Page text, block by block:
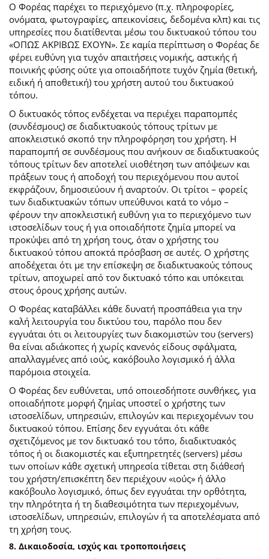
Ο Φορέας παρέχει το περιεχόμενο (π.χ. πληροφορίες,
ονόματα, φωτογραφίες, απεικονίσεις, δεδομένα κλπ) και τις
υπηρεσίες που διατίθενται μέσω του δικτυακού τόπου του
«ΟΠΩΣ ΑΚΡΙΒΩΣ ΕΧΟΥΝ». Σε καμία περίπτωση ο Φορέας δε
φέρει ευθύνη για τυχόν απαιτήσεις νομικής, αστικής ή
ποινικής φύσης ούτε για οποιαδήποτε τυχόν ζημία (θετική,
ειδική ή αποθετική) του χρήστη αυτού του δικτυακού
τόπου.
O δικτυακός τόπος ενδέχεται να περιέχει παραπομπές
(συνδέσμους) σε διαδικτυακούς τόπους τρίτων με
αποκλειστικό σκοπό την πληροφόρηση του χρήστη. Η
παραπομπή σε συνδέσμους που ανήκουν σε διαδικτυακούς
τόπους τρίτων δεν αποτελεί υιοθέτηση των απόψεων και
πράξεων τους ή αποδοχή του περιεχόμενου που αυτοί
εκφράζουν, δημοσιεύουν ή αναρτούν. Οι τρίτοι – φορείς
των διαδικτυακών τόπων υπεύθυνοι κατά το νόμο –
φέρουν την αποκλειστική ευθύνη για το περιεχόμενο των
ιστοσελίδων τους ή για οποιαδήποτε ζημία μπορεί να
προκύψει από τη χρήση τους, όταν ο χρήστης του
δικτυακού τόπου αποκτά πρόσβαση σε αυτές. Ο χρήστης
αποδέχεται ότι με την επίσκεψη σε διαδικτυακούς τόπους
τρίτων, αποχωρεί από τον δικτυακό τόπο και υπόκειται
στους όρους χρήσης αυτών.
Ο Φορέας καταβάλλει κάθε δυνατή προσπάθεια για την
καλή λειτουργία του δικτύου του, παρόλο που δεν
εγγυάται ότι οι λειτουργίες των διακομιστών του (servers)
θα είναι αδιάκοπες ή χωρίς κανενός είδους σφάλματα,
απαλλαγμένες από ιούς, κακόβουλο λογισμικό ή άλλα
παρόμοια στοιχεία.
Ο Φορέας δεν ευθύνεται, υπό οποιεσδήποτε συνθήκες, για
οποιαδήποτε μορφή ζημίας υποστεί ο χρήστης των
ιστοσελίδων, υπηρεσιών, επιλογών και περιεχομένων του
δικτυακού τόπου. Επίσης δεν εγγυάται ότι κάθε
σχετιζόμενος με τον δικτυακό του τόπο, διαδικτυακός
τόπος ή οι διακομιστές και εξυπηρετητές (servers) μέσω
των οποίων κάθε σχετική υπηρεσία τίθεται στη διάθεσή
του χρήστη/επισκέπτη δεν περιέχουν «ιούς» ή άλλο
κακόβουλο λογισμικό, όπως δεν εγγυάται την ορθότητα,
την πληρότητα ή τη διαθεσιμότητα των περιεχομένων,
ιστοσελίδων, υπηρεσιών, επιλογών ή τα αποτελέσματα από
τη χρήση τους.
8. Δικαιοδοσία, ισχύς και τροποποιήσεις